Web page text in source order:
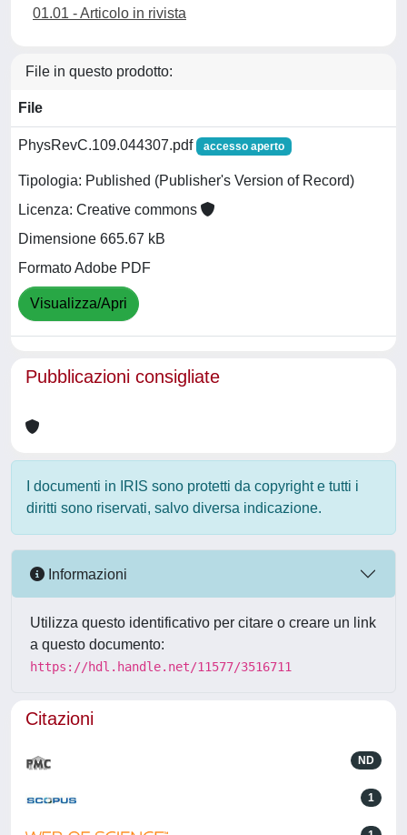
01.01 - Articolo in rivista
File in questo prodotto:
File
PhysRevC.109.044307.pdf accesso aperto
Tipologia: Published (Publisher's Version of Record)
Licenza: Creative commons
Dimensione 665.67 kB
Formato Adobe PDF
Visualizza/Apri
Pubblicazioni consigliate
I documenti in IRIS sono protetti da copyright e tutti i
diritti sono riservati, salvo diversa indicazione.
Informazioni
Utilizza questo identificativo per citare o creare un link
a questo documento:
https://hdl.handle.net/11577/3516711
Citazioni
ND
1